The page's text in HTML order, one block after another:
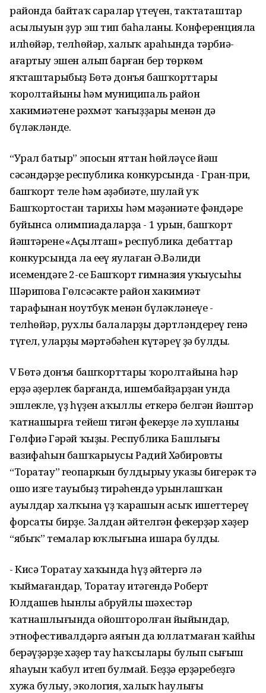
районда байтаҡ саралар үтеүен, таҡтаташтар
асылыуын ҙур эш тип баһаланы. Конференцияла
илһөйәр, телһөйәр, халыҡ араһында тәрбиә-
ағартыу эшен алып барған бер төркөм
яҡташтарыбыҙ Бөтә донъя башҡорттары
ҡоролтайының һәм муниципаль район
хакимиәтенең рәхмәт ҡағыҙҙары менән дә
бүләкләнде.
“Урал батыр” эпосын яттан һөйләүсе йәш
сәсәндәрҙең республика конкурсында - Гран-при,
башҡорт теле һәм әҙәбиәте, шулай уҡ
Башҡортостан тарихы һәм мәҙәниәте фәндәре
буйынса олимпиадаларҙа - 1 урын, башҡорт
йәштәренең «Аҫылташ» республика дебаттар
конкурсында ла еңеү яулаған Ә.Вәлиди
исемендәге 2-се Башҡорт гимназия уҡыусыһы
Шәрипова Гөлсәсәктең район хакимиәт
тарафынан ноутбук менән бүләкләнеүе -
телһөйәр, рухлы балаларҙы дәртләндереү генә
түгел, уларҙың мәртәбәһен күтәреү ҙә булды.
V Бөтә донъя башҡорттары ҡоролтайына һәр
ерҙә әҙерлек барғанда, ишембайҙарҙан унда
эшлекле, үҙ һүҙен аҡыллы еткерә белгән йәштәр
ҡатнашырға тейеш тигән фекерҙе лә хупланы
Гөлфиә Гәрәй ҡыҙы. Республика Башлығы
вазифаһын башҡарыусы Радий Хәбировтың
“Торатау” геопаркын булдырыу указы бигерәк тә
ошо изге тауыбыҙ тирәһендә урынлашҡан
ауылдар халҡына үҙ ҡарашын асыҡ ишеттереү
форсаты бирҙе. Залдан әйтелгән фекерҙәр хәҙер
“ябыҡ” темалар юҡлығына ишара булды.
- Кисә Торатау хаҡында һүҙ әйтергә лә
ҡыймағандар, Торатау итәгендә Роберт
Юлдашев һынлы абруйлы шәхестәр
ҡатнашлығында ойошторолған йыйындар,
этнофестивалдәргә аяғын да юллатмаған ҡайһы
берәүҙәрҙең хәҙер тау һаҡсылары булып сығыш
яһауын ҡабул итеп булмай. Беҙҙә ерҙәребеҙгә
хужа булыу, экология, халыҡ һаулығы